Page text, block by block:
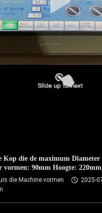
Kop die de maximum Diameter
vormen: 90mm Hoogte: 220mm
die Machine vormen
2025-